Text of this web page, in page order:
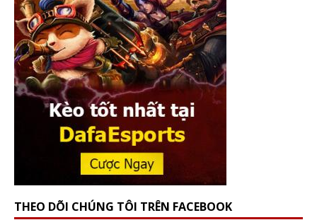
THEO DÕI CHÚNG TÔI TRÊN FACEBOOK